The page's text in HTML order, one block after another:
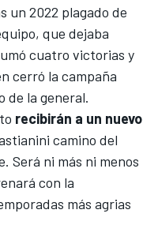
un 2022 plagado de
que dejaba
cuatro victorias y
cerró la campaña
de la general.
recibirán a un nuevo
camino del
Será ni más ni menos
con la
más agrias